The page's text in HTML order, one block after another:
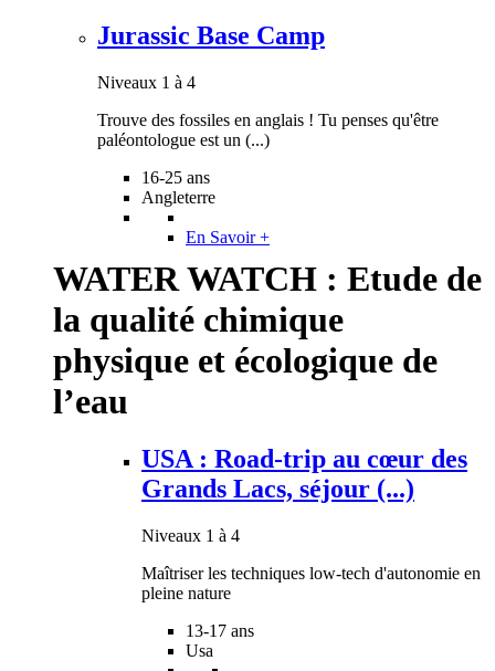
Jurassic Base Camp
Niveaux 1 à 4
Trouve des fossiles en anglais ! Tu penses qu'être
paléontologue est un (...)
16-25 ans
Angleterre
En Savoir +
WATER WATCH : Etude de
la qualité chimique
physique et écologique de
l’eau
USA : Road-trip au cœur des
Grands Lacs, séjour (...)
Niveaux 1 à 4
Maîtriser les techniques low-tech d'autonomie en
pleine nature
13-17 ans
Usa